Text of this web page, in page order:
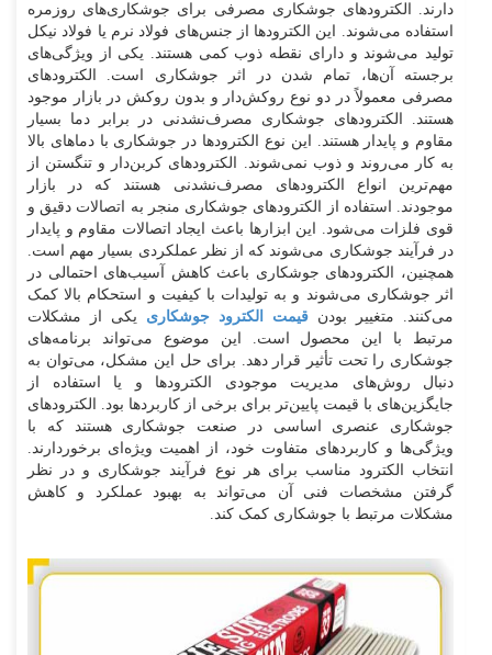
دارند. الکترودهای جوشکاری مصرفی برای جوشکاری‌های روزمره
استفاده می‌شوند. این الکترودها از جنس‌های فولاد نرم یا فولاد نیکل
تولید می‌شوند و دارای نقطه ذوب کمی هستند. یکی از ویژگی‌های
برجسته آن‌ها، تمام شدن در اثر جوشکاری است. الکترودهای
مصرفی معمولاً در دو نوع روکش‌دار و بدون روکش در بازار موجود
هستند. الکترودهای جوشکاری مصرف‌نشدنی در برابر دما بسیار
مقاوم و پایدار هستند. این نوع الکترودها در جوشکاری با دماهای بالا
به کار می‌روند و ذوب نمی‌شوند. الکترودهای کربن‌دار و تنگستن از
مهم‌ترین انواع الکترودهای مصرف‌نشدنی هستند که در بازار
موجودند. استفاده از الکترودهای جوشکاری منجر به اتصالات دقیق و
قوی فلزات می‌شود. این ابزارها باعث ایجاد اتصالات مقاوم و پایدار
در فرآیند جوشکاری می‌شوند که از نظر عملکردی بسیار مهم است.
همچنین، الکترودهای جوشکاری باعث کاهش آسیب‌های احتمالی در
اثر جوشکاری می‌شوند و به تولیدات با کیفیت و استحکام بالا کمک
می‌کنند. متغییر بودن قیمت الکترود جوشکاری یکی از مشکلات
مرتبط با این محصول است. این موضوع می‌تواند برنامه‌های
جوشکاری را تحت تأثیر قرار دهد. برای حل این مشکل، می‌توان به
دنبال روش‌های مدیریت موجودی الکترودها و یا استفاده از
جایگزین‌های با قیمت پایین‌تر برای برخی از کاربردها بود. الکترودهای
جوشکاری عنصری اساسی در صنعت جوشکاری هستند که با
ویژگی‌ها و کاربردهای متفاوت خود، از اهمیت ویژه‌ای برخوردارند.
انتخاب الکترود مناسب برای هر نوع فرآیند جوشکاری و در نظر
گرفتن مشخصات فنی آن می‌تواند به بهبود عملکرد و کاهش
مشکلات مرتبط با جوشکاری کمک کند.